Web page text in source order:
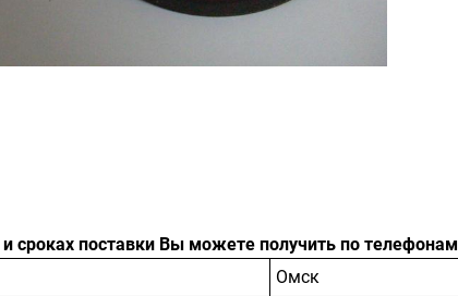
сроках поставки Вы можете получить по телефонам
Омск